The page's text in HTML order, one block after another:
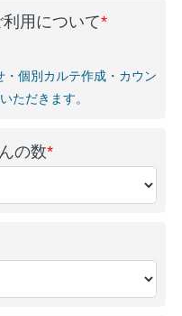
用について*
個別カルテ作成・カウン
ただきます。
の数*